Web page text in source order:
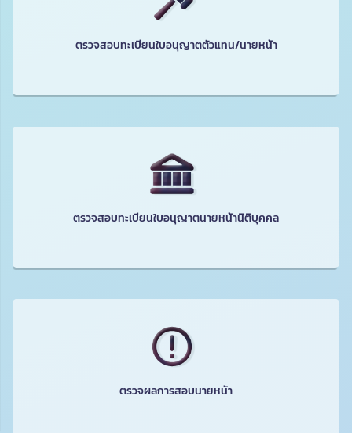
ตรวจสอบทะเบียนใบอนุญาตตัวแทน/นายหน้า
ตรวจสอบทะเบียนใบอนุญาตนายหน้านิติบุคคล
ตรวจผลการสอบนายหน้า